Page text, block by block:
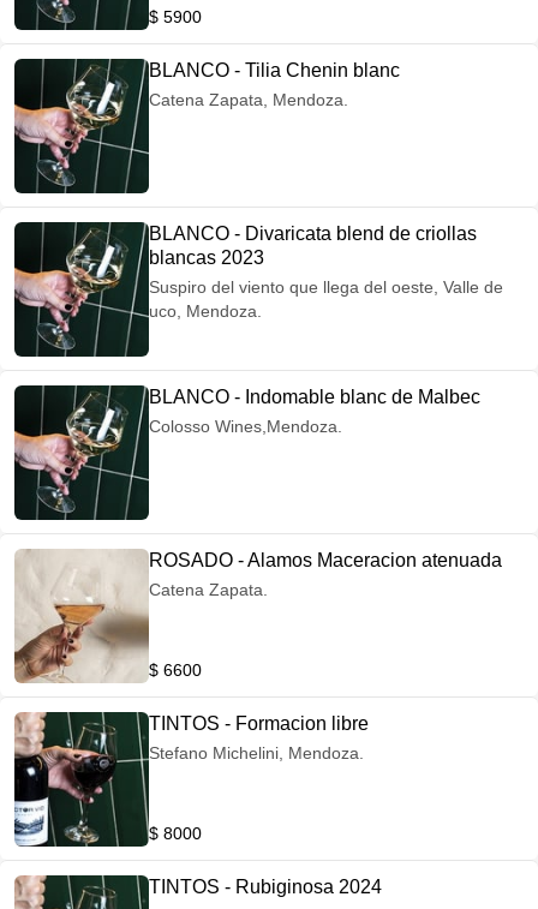
$ 5900
BLANCO - Tilia Chenin blanc
Catena Zapata, Mendoza.
BLANCO - Divaricata blend de criollas
blancas 2023
Suspiro del viento que llega del oeste, Valle de
uco, Mendoza.
BLANCO - Indomable blanc de Malbec
Colosso Wines,Mendoza.
ROSADO - Alamos Maceracion atenuada
Catena Zapata.
$ 6600
TINTOS - Formacion libre
Stefano Michelini, Mendoza.
$ 8000
TINTOS - Rubiginosa 2024